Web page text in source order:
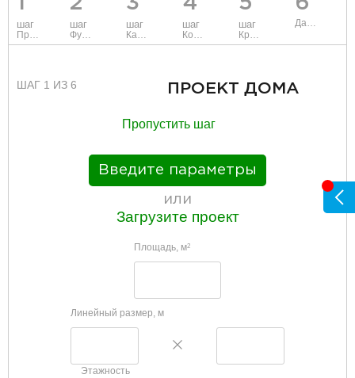
шаг
Проект
шаг
Фундамент
шаг
Каркас и стены
шаг
Коммуникации
шаг
Крыша
Данные
ШАГ 1 ИЗ 6 ПРОЕКТ ДОМА
Пропустить шаг
Введите параметры
или
Загрузите проект
Площадь, м2
Линейный размер, м
Этажность